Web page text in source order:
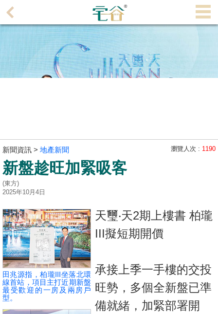
理
主
放
盤
谷
按
揭
地
產
博
客
新聞資訊 > 地產新聞 瀏覽人次 : 1190
新盤趁旺加緊吸客
(東方)
2025年10月4日
田兆源指，柏瓏III坐落北環
線首站，項目主打近期新盤
最受歡迎的一房及兩房戶
型。
天璽‧天2期上樓書 柏瓏
III擬短期開價
承接上季一手樓的交投
旺勢，多個全新盤已準
備就緒，加緊部署開